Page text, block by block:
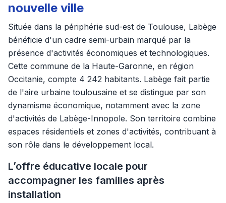
nouvelle ville
Située dans la périphérie sud-est de Toulouse, Labège
bénéficie d'un cadre semi-urbain marqué par la
présence d'activités économiques et technologiques.
Cette commune de la Haute-Garonne, en région
Occitanie, compte 4 242 habitants. Labège fait partie
de l'aire urbaine toulousaine et se distingue par son
dynamisme économique, notamment avec la zone
d'activités de Labège-Innopole. Son territoire combine
espaces résidentiels et zones d'activités, contribuant à
son rôle dans le développement local.
L’offre éducative locale pour
accompagner les familles après
installation